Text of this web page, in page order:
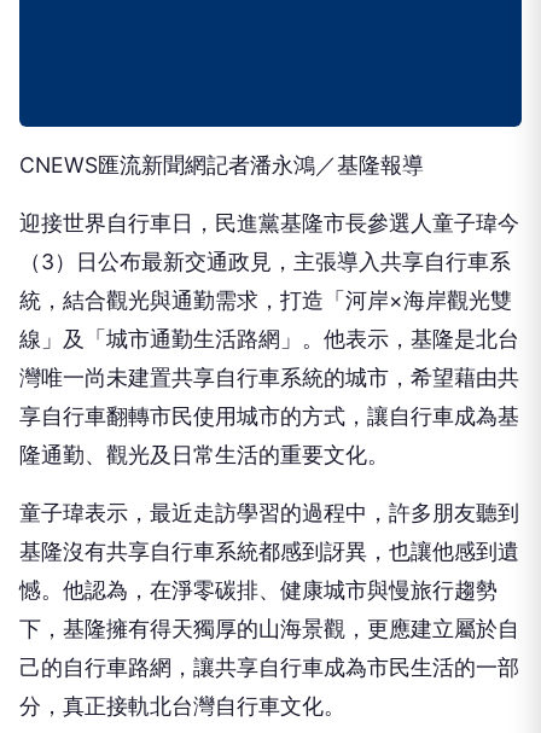
CNEWS匯流新聞網記者潘永鴻／基隆報導
迎接世界自行車日，民進黨基隆市長參選人童子瑋今
（3）日公布最新交通政見，主張導入共享自行車系
統，結合觀光與通勤需求，打造「河岸×海岸觀光雙
線」及「城市通勤生活路網」。他表示，基隆是北台
灣唯一尚未建置共享自行車系統的城市，希望藉由共
享自行車翻轉市民使用城市的方式，讓自行車成為基
隆通勤、觀光及日常生活的重要文化。
童子瑋表示，最近走訪學習的過程中，許多朋友聽到
基隆沒有共享自行車系統都感到訝異，也讓他感到遺
憾。他認為，在淨零碳排、健康城市與慢旅行趨勢
下，基隆擁有得天獨厚的山海景觀，更應建立屬於自
己的自行車路網，讓共享自行車成為市民生活的一部
分，真正接軌北台灣自行車文化。